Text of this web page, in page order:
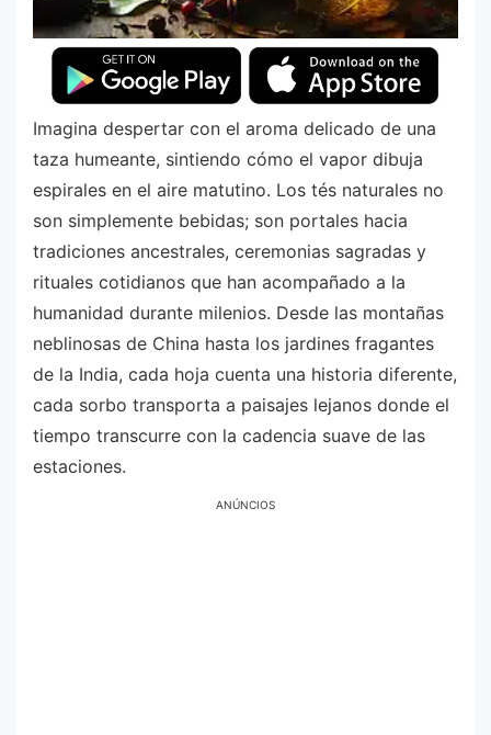
Imagina despertar con el aroma delicado de una
taza humeante, sintiendo cómo el vapor dibuja
espirales en el aire matutino. Los tés naturales no
son simplemente bebidas; son portales hacia
tradiciones ancestrales, ceremonias sagradas y
rituales cotidianos que han acompañado a la
humanidad durante milenios. Desde las montañas
neblinosas de China hasta los jardines fragantes
de la India, cada hoja cuenta una historia diferente,
cada sorbo transporta a paisajes lejanos donde el
tiempo transcurre con la cadencia suave de las
estaciones.
ANÚNCIOS